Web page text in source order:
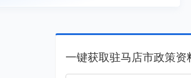
一键获取驻马店市政策资